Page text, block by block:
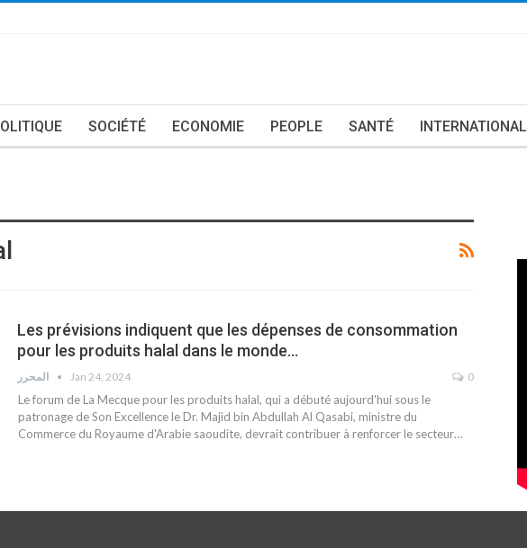
SOCIÉTÉ ECONOMIE PEOPLE SANTÉ INTERNATIONAL
Les prévisions indiquent que les dépenses de consommation
pour les produits halal dans le monde…
Jan 24, 2024 0
Le forum de La Mecque pour les produits halal, qui a débuté aujourd'hui sous le
patronage de Son Excellence le Dr. Majid bin Abdullah Al Qasabi, ministre du
Commerce du Royaume d'Arabie saoudite, devrait contribuer à renforcer le secteur…